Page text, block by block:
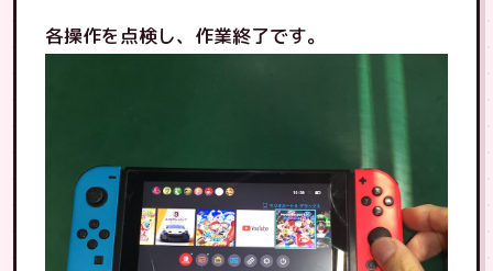
各操作を点検し、作業終了です。